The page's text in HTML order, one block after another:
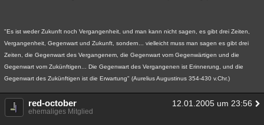
"Es ist weder Zukunft noch Vergangenheit, und man kann nicht sagen, es gibt drei Zeiten,
Vergangenheit, Gegenwart und Zukunft, sondern... vielleicht muss man sagen es gibt drei
Zeiten, die Gegenwart des Vergangenem, die Gegenwart vom Gegenwärtigen und die
Gegenwart vom Zukünftigen... Die Gegenwart des Vergangenen ist Erinnerung, und die
Gegenwart des Zukünftigen ist die Erwartung" (Aurelius Augustinus 354-430 v.Chr.)
red-october 12.01.2005 um 23:56
ehemaliges Mitglied